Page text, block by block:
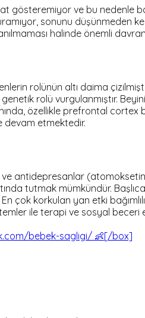
gösteremiyor ve bu nedenle
sonunu düşünmeden
halinde önemli
rolünün altı daima
rolü vurgulanmıştır.
özellikle prefrontal cortex
devam etmektedir.
antidepresanlar
tutmak mümkündür. Başlıca
korkulan yan etki
ile terapi ve sosyal beceri
bebek-sagligi/ 👶[/box]